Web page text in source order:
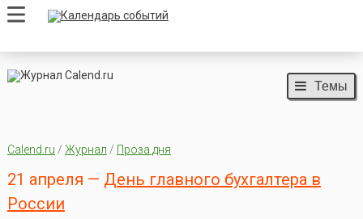
Темы
Calend.ru / Журнал / Проза дня
21 апреля — День главного бухгалтера в
России